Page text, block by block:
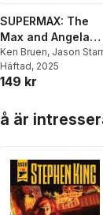
röster:
SUPERMAX: The
Max and Angela
Trilogy
Ken Bruen, Jason Starr
Häftad, 2025
149 kr
är